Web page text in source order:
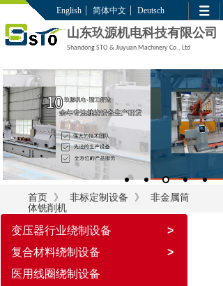
山东玖源机电科技有限公司
Shandong STO & Jiuyuan Machinery Co., Ltd
English 简体中文 Deutsch
首页 》 非标定制设备 》
非金属筒
体铣削机
变压器行业绕制设备
>
复合材料绕制设备
>
医用线圈绕制设备